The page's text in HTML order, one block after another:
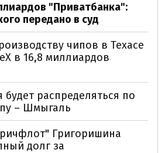
"Приватбанка":
передано в суд
чипов в Техасе
в 16,8 миллиардов
будет распределяться по
– Шмыгаль
Григоришина
долг за